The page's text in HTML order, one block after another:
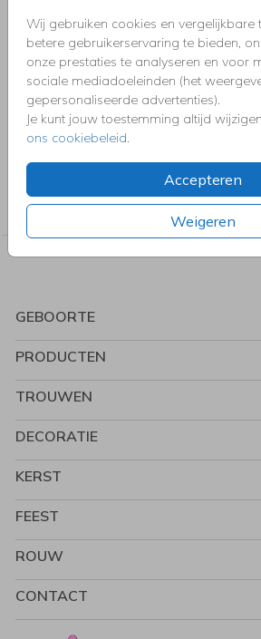
Wij gebruiken cookies en vergelijkbare
betere gebruikerservaring te bieden,
onze prestaties te analyseren en voor
sociale mediadoeleinden (het
gepersonaliseerde advertenties).
Je kunt jouw toestemming altijd
ons cookiebeleid.
Accepteren
Weigeren
Productinformatie
Omschrijving
Bedankkaart communie wit met
kleuren en goudfolie.
Collectie
Uitnodigingen kinderfeestje, doopfeest,
communie, geslaagd, high tea,
kerstdiner, pensioen, save the dat,
GEBOORTE
PRODUCTEN
TROUWEN
DECORATIE
KERST
FEEST
ROUW
CONTACT